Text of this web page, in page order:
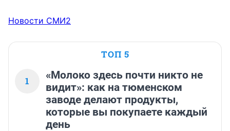
Новости СМИ2
ТОП 5
1
«Молоко здесь почти никто не
видит»: как на тюменском
заводе делают продукты,
которые вы покупаете каждый
день